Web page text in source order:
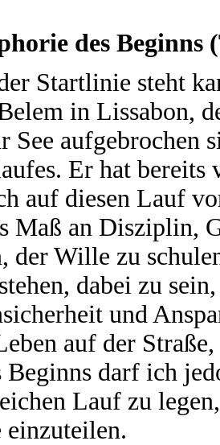
des Beginns
Startlinie steht
in Lissabon,
See aufgebrochen
Er hat bereits
auf diesen Lauf
Maß an Disziplin,
der Wille zu
dabei zu
und
auf der
Beginns darf ich
Lauf zu